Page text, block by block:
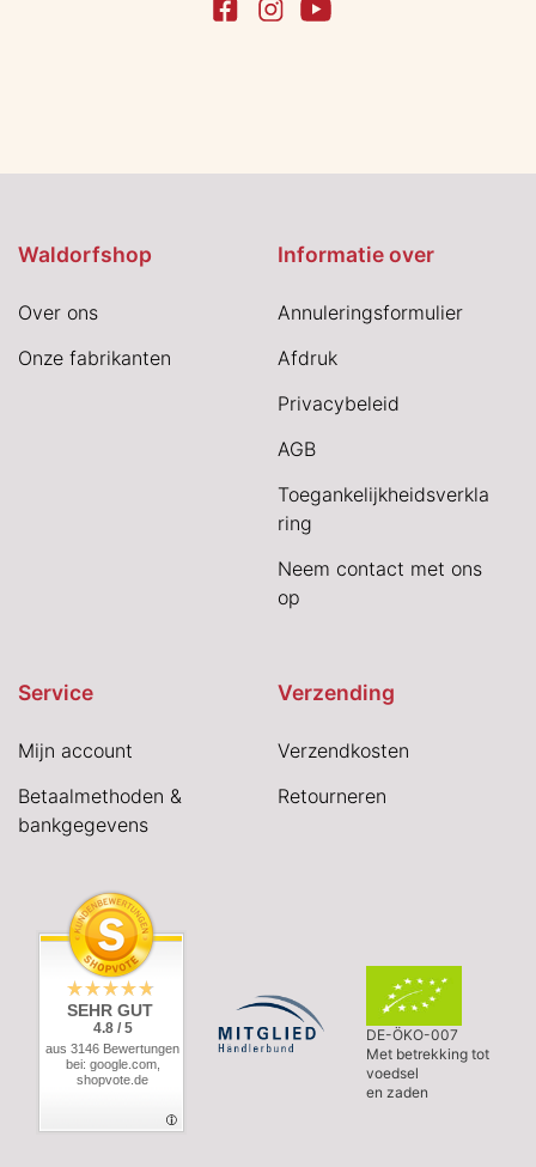
Waldorfshop
Over ons
Onze fabrikanten
Informatie over
Annuleringsformulier
Afdruk
Privacybeleid
AGB
Toegankelijkheidsverkla
ring
Neem contact met ons
op
Service
Mijn account
Betaalmethoden &
bankgegevens
Verzending
Verzendkosten
Retourneren
SEHR GUT
4.8 / 5
aus 3146 Bewertungen
bei: google.com,
shopvote.de
DE-ÖKO-007
Met betrekking tot
voedsel
en zaden